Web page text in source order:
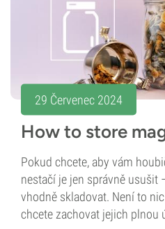
29 Červenec 2024
How to store
Pokud chcete, aby vám
nestačí je jen správně usušit
vhodně skladovat. Není to
chcete zachovat jejich plnou